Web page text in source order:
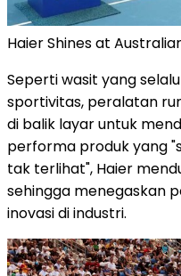
Haier Shines at
Seperti wasit yang
sportivitas, peralatan
di balik layar untuk
performa produk yang
tak terlihat", Haier
sehingga menegaskan
inovasi di industri.